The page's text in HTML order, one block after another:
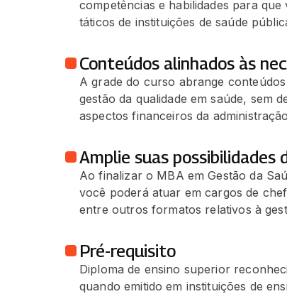
competências e habilidades para
táticos de instituições de saúde
Conteúdos alinhados às
A grade do curso abrange
gestão da qualidade em saúde, sem
aspectos financeiros da
Amplie suas possibilidades
Ao finalizar o MBA em Gestão da
você poderá atuar em cargos de
entre outros formatos relativos à
Pré-requisito
Diploma de ensino superior
quando emitido em instituições de